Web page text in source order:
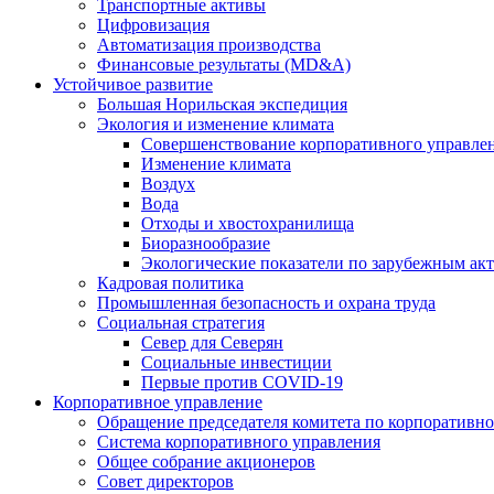
Транспортные активы
Цифровизация
Автоматизация производства
Финансовые результаты (MD&A)
Устойчивое развитие
Большая Норильская экспедиция
Экология и изменение климата
Совершенствование корпоративного
Изменение климата
Воздух
Вода
Отходы и хвостохранилища
Биоразнообразие
Экологические показатели по зарубежным
Кадровая политика
Промышленная безопасность и охрана труда
Социальная стратегия
Север для Северян
Социальные инвестиции
Первые против COVID‑19
Корпоративное управление
Обращение председателя комитета по
Система корпоративного управления
Общее собрание акционеров
Совет директоров